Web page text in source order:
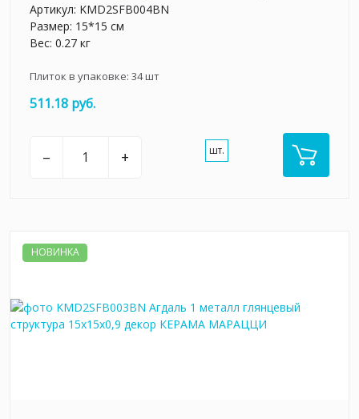
Артикул: KMD2SFB004BN
Размер: 15*15 см
Вес: 0.27 кг
Плиток в упаковке: 34шт
511.18 руб.
– + шт.
НОВИНКА